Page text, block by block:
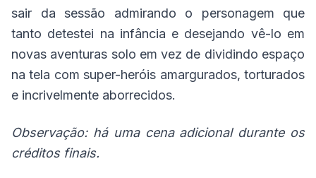
sair da sessão admirando o personagem que
tanto detestei na infância e desejando vê-lo em
novas aventuras solo em vez de dividindo espaço
na tela com super-heróis amargurados, torturados
e incrivelmente aborrecidos.
Observação: há uma cena adicional durante os
créditos finais.